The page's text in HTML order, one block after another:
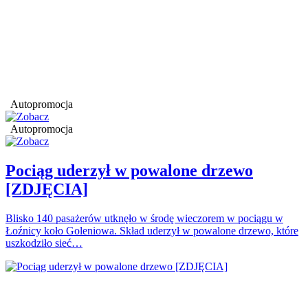
Autopromocja
Autopromocja
Pociąg uderzył w powalone drzewo
[ZDJĘCIA]
Blisko 140 pasażerów utknęło w środę wieczorem w pociągu w
Łoźnicy koło Goleniowa. Skład uderzył w powalone drzewo, które
uszkodziło sieć…